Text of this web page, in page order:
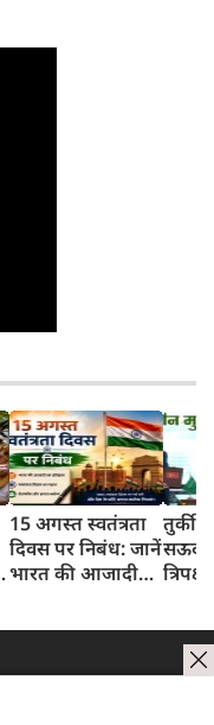
15 अगस्त स्वतंत्रता
दिवस पर निबंध: जानें
भारत की आजादी
तुर्की,
सऊदी